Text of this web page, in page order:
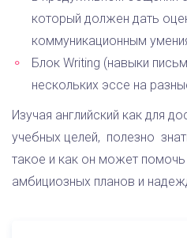
который должен дать
коммуникационным
Блок Writing (навыки
нескольких эссе на
Изучая английский как для
учебных целей, полезно
такое и как он может
амбициозных планов и